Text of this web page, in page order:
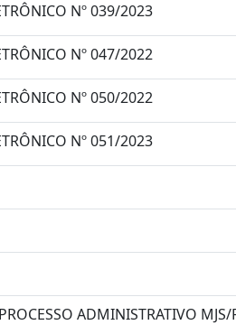
Nº 039/2023
Nº 047/2022
Nº 050/2022
Nº 051/2023
ADMINISTRATIVO